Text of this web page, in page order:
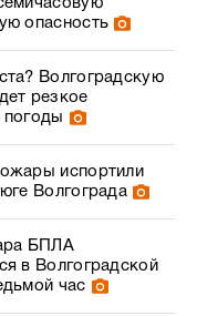
опасность
Волгоградскую
резкое
погоды
испортили
Волгограда
БПЛА
в Волгоградской
час